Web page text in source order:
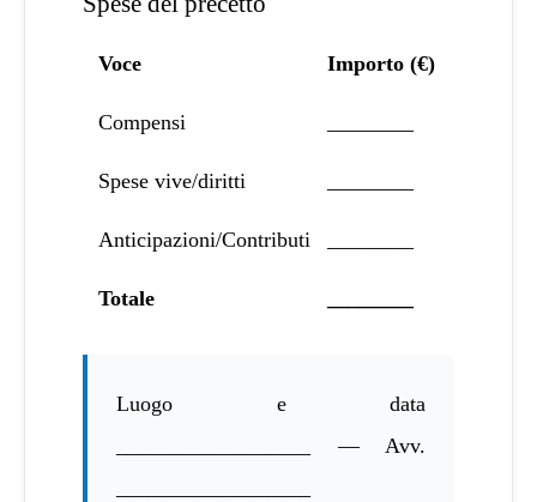
Voce Importo (€)
Compensi
Spese vive/diritti
Anticipazioni/Contributi
Totale
Luogo e data
__________________ — Avv.